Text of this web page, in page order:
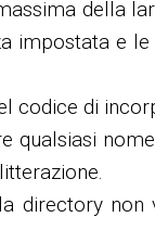
della
e
codice di